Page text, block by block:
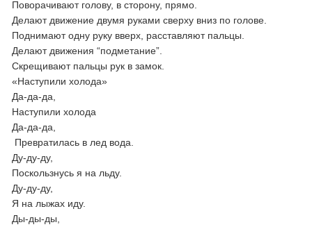
Поворачивают голову, в сторону, прямо.
Делают движение двумя руками сверху вниз по голове.
Поднимают одну руку вверх, расставляют пальцы.
Делают движения “подметание”.
Скрещивают пальцы рук в замок.
«Наступили холода»
Да-да-да,
Наступили холода
Да-да-да,
Превратилась в лед вода.
Ду-ду-ду,
Поскользнусь я на льду.
Ду-ду-ду,
Я на лыжах иду.
Ды-ды-ды,